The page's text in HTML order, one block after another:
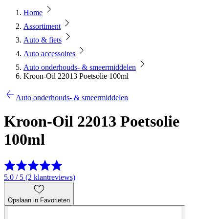
Home
Assortiment
Auto & fiets
Auto accessoires
Auto onderhouds- & smeermiddelen
Kroon-Oil 22013 Poetsolie 100ml
Auto onderhouds- & smeermiddelen
Kroon-Oil 22013 Poetsolie
100ml
5.0 / 5 (2 klantreviews)
Opslaan in Favorieten